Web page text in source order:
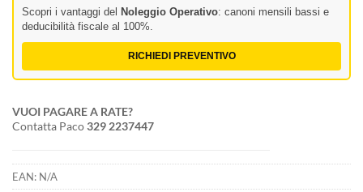
Scopri i vantaggi del Noleggio Operativo: canoni mensili bassi e
deducibilità fiscale al 100%.
RICHIEDI PREVENTIVO
VUOI PAGARE A RATE?
Contatta Paco329 2237447
EAN: N/A